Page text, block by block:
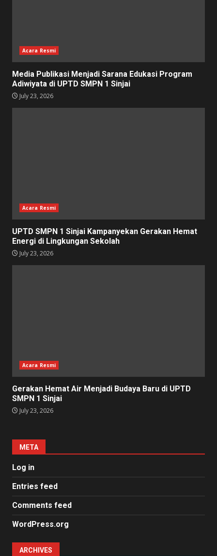
Acara Resmi
Media Publikasi Menjadi Sarana Edukasi Program
Adiwiyata di UPTD SMPN 1 Sinjai
July 23, 2026
Acara Resmi
UPTD SMPN 1 Sinjai Kampanyekan Gerakan Hemat
Energi di Lingkungan Sekolah
July 23, 2026
Acara Resmi
Gerakan Hemat Air Menjadi Budaya Baru di UPTD
SMPN 1 Sinjai
July 23, 2026
META
Log in
Entries feed
Comments feed
WordPress.org
ARCHIVES